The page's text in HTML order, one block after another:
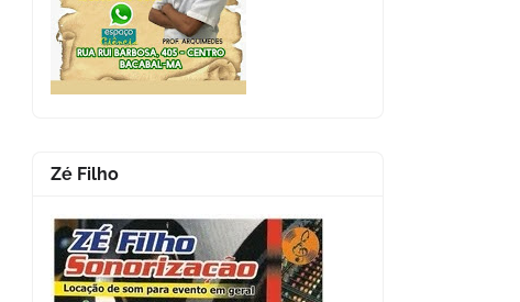
Zé Filho